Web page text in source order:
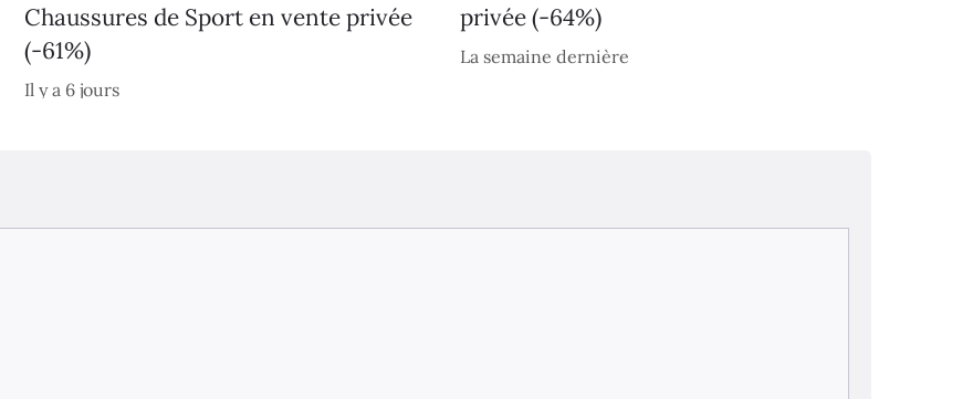
Chaussures de Sport en vente privée
(-61%)
Il y a 6 jours
privée (-64%)
La semaine dernière